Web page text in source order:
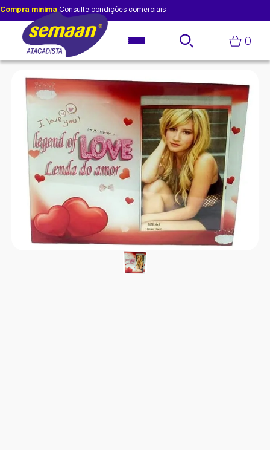
Compra mínima Consulte condições comerciais
0